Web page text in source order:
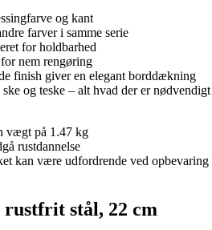
og kant
farver i samme serie
for holdbarhed
nem rengøring
finish giver en elegant borddækning
og teske – alt hvad der er nødvendigt
vægt på 1.47 kg
rustdannelse
kan være udfordrende ved opbevaring
stål, 22 cm